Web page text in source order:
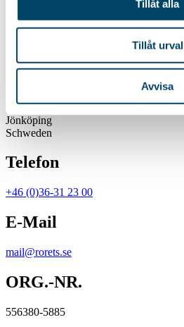
Tillåt alla
Tillåt urval
Avvisa
Jönköping
BESUCHSADRESSE
SE-553 02
Jönköping
Schweden
Telefon
+46 (0)36-31 23 00
E-Mail
mail@rorets.se
ORG.-NR.
556380-5885